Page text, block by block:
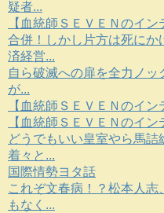
疑者...
【血統師ＳＥＶＥＮのイ
合併！しかし片方は死にか
済経営...
自ら破滅への扉を全力ノッ
が...
【血統師ＳＥＶＥＮのイ
【血統師ＳＥＶＥＮのイ
どうでもいい皇室やら馬
着々と...
国際情勢ヨタ話
これぞ文春病！？松本人
もなく...